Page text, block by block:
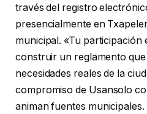
través del registro
presencialmente en
municipal. «Tu participación
construir un reglamento
necesidades reales de la
compromiso de Usansolo
animan fuentes municipales.